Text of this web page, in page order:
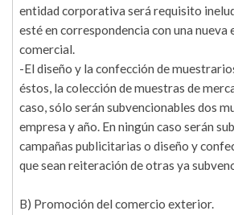
entidad corporativa será requisito
esté en correspondencia con una nueva
comercial.
-El diseño y la confección de
éstos, la colección de muestras de
caso, sólo serán subvencionables dos
empresa y año. En ningún caso serán
campañas publicitarias o diseño y
que sean reiteración de otras ya
B) Promoción del comercio exterior.